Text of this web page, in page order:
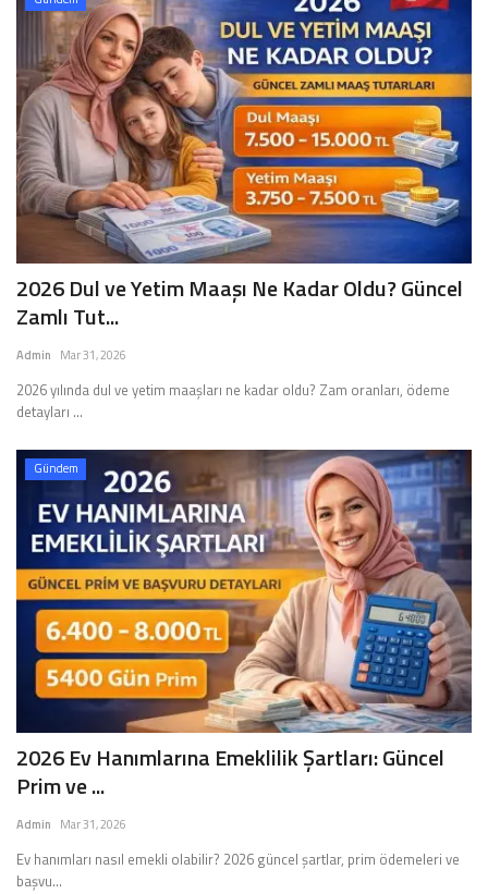
2026 Dul ve Yetim Maaşı Ne Kadar Oldu? Güncel
Zamlı Tut...
Admin Mar 31, 2026
2026 yılında dul ve yetim maaşları ne kadar oldu? Zam oranları, ödeme
detayları ...
Gündem
2026 Ev Hanımlarına Emeklilik Şartları: Güncel
Prim ve ...
Admin Mar 31, 2026
Ev hanımları nasıl emekli olabilir? 2026 güncel şartlar, prim ödemeleri ve
başvu...